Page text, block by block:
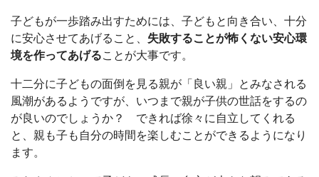
子どもが一歩踏み出すためには、子どもと向き合い、十分
に安心させてあげること、 失敗することが怖くない安心環
境を作ってあげることが大事です。
十二分に子どもの面倒を見る親が「良い親」とみなされる
風潮があるようですが、いつまで親が子供の世話をするの
が良いのでしょうか？ できれば徐々に自立してくれる
と、親も子も自分の時間を楽しむことができるようになり
ます。